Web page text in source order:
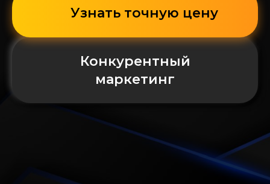
Узнать точную цену
Конкурентный
маркетинг